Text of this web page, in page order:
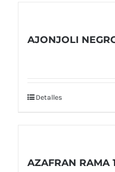
AJONJOLI
Detalles
AZAFRAN RAMA